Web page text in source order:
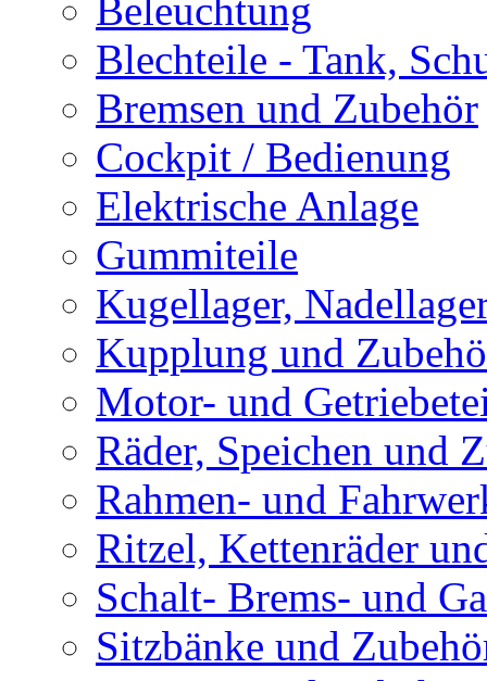
Beleuchtung
Blechteile - Tank,
Bremsen und Zubehör
Cockpit / Bedienung
Elektrische Anlage
Gummiteile
Kugellager,
Kupplung und
Motor- und
Räder, Speichen und
Rahmen- und
Ritzel, Kettenräder
Schalt- Brems- und
Sitzbänke und